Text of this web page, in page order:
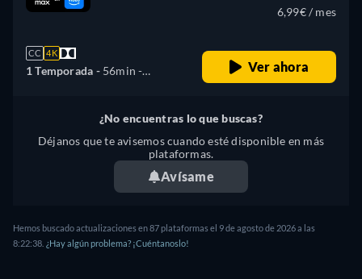
CC 4K
1 Temporada - 56min -
Italiano, Letón, Polaco,
Portugués, Ruso, Eslovaco,
6,99€ / mes
Ver ahora
¿No encuentras lo que buscas?
Déjanos que te avisemos cuando esté disponible en más
plataformas.
Avísame
Hemos buscado actualizaciones en 87 plataformas el 9 de agosto de 2026 a las
8:22:38. ¿Hay algún problema? ¡Cuéntanoslo!